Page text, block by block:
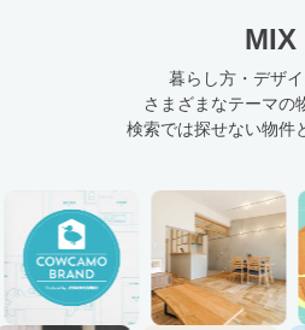
MIX
暮らし方・デザイ
さまざまなテーマの
検索では探せない物件